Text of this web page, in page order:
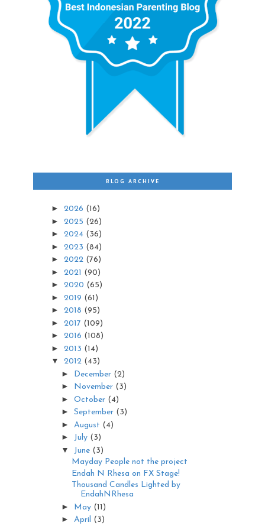
BLOG ARCHIVE
►2026 (16)
►2025 (26)
►2024 (36)
►2023 (84)
►2022 (76)
►2021 (90)
►2020 (65)
►2019 (61)
►2018 (95)
►2017 (109)
►2016 (108)
►2013 (14)
▼2012 (43)
► December (2)
► November (3)
►October (4)
►September (3)
► August (4)
► July (3)
▼ June (3)
Mayday People not the project
Endah N Rhesa on FX Stage!
Thousand Candles Lighted by
EndahNRhesa
► May (11)
► April (3)